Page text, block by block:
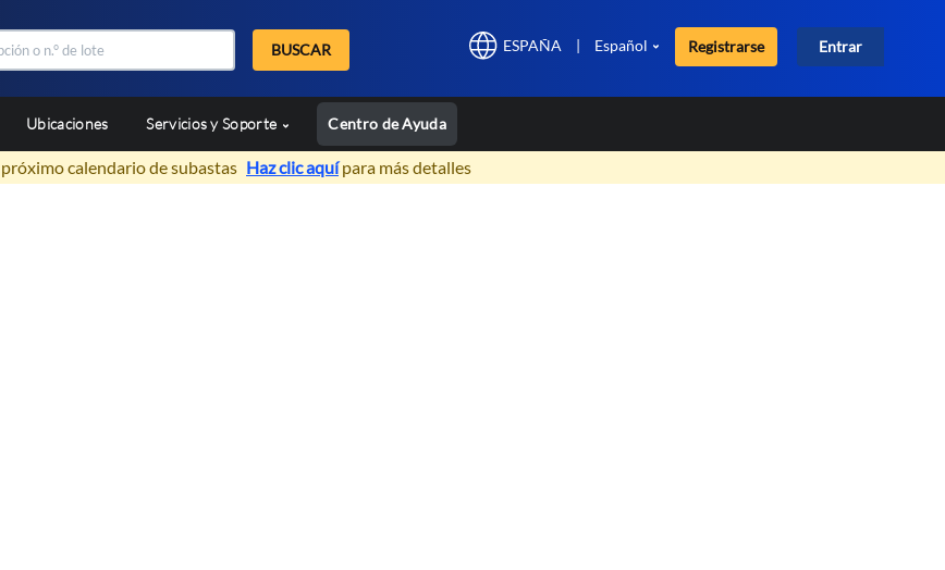
BUSCAR ESPAÑA | Español Registrarse Entrar
Ubicaciones Servicios y Soporte Centro de Ayuda
calendario de subastas Haz clic aquípara más detalles